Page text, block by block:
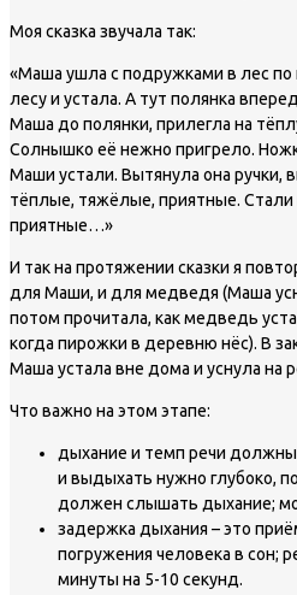
Моя сказка звучала так:
«Маша ушла с подружками в лес по
лесу и устала. А тут полянка
Маша до полянки, прилегла на
Солнышко её нежно пригрело.
Маши устали. Вытянула она ручки,
тёплые, тяжёлые, приятные.
приятные…»
И так на протяжении сказки я
для Маши, и для медведя (Маша
потом прочитала, как медведь
когда пирожки в деревню нёс). В
Маша устала вне дома и уснула на
Что важно на этом этапе:
дыхание и темп речи
и выдыхать нужно глубоко,
должен слышать дыхание;
задержка дыхания – это
погружения человека в сон;
минуты на 5-10 секунд.